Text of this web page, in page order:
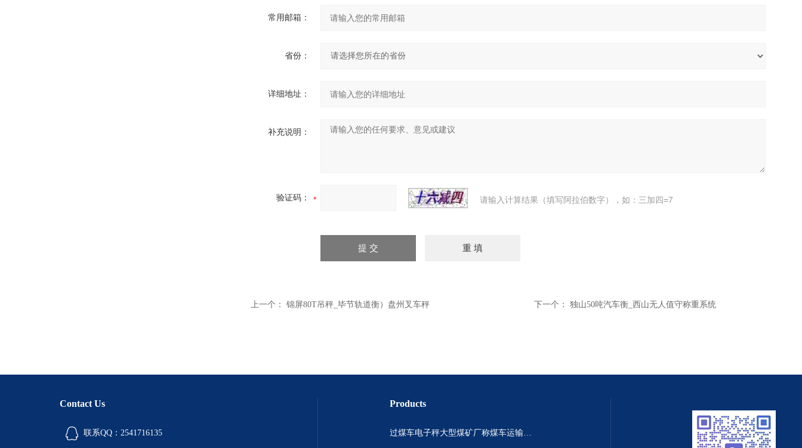
常用邮箱：
省份：
详细地址：
补充说明：
验证码： 请输入计算结果（填写阿拉伯数字），如：三加四=7
上一个： 锦屏80T吊秤_毕节轨道衡）盘州叉车秤 下一个： 独山50吨汽车衡_西山无人值守称重系统
Contact Us
联系QQ：2541716135
Products
过煤车电子秤大型煤矿厂称煤车运输过120吨汽车过磅称~山西晋城市150吨卡车过磅称.内蒙古重型100吨货车过磅称